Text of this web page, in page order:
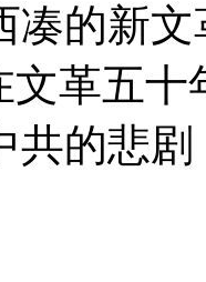
凑的新
文革五
共的悲